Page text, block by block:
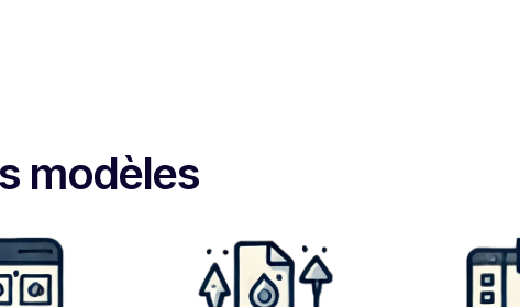
modèles